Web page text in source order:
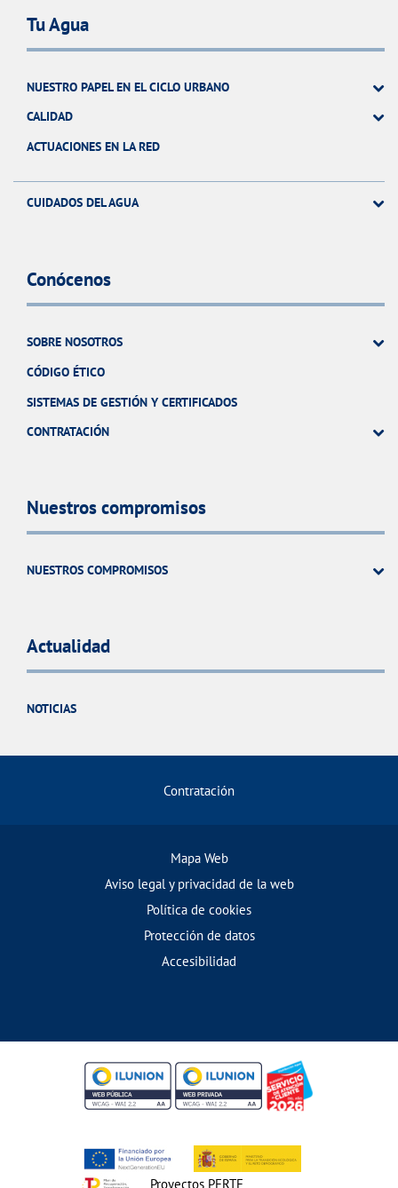
Tu Agua
NUESTRO PAPEL EN EL CICLO URBANO
CALIDAD
ACTUACIONES EN LA RED
CUIDADOS DEL AGUA
Conócenos
SOBRE NOSOTROS
CÓDIGO ÉTICO
SISTEMAS DE GESTIÓN Y CERTIFICADOS
CONTRATACIÓN
Nuestros compromisos
NUESTROS COMPROMISOS
Actualidad
NOTICIAS
Contratación
Mapa Web
Aviso legal y privacidad de la web
Política de cookies
Protección de datos
Accesibilidad
Proyectos PERTE